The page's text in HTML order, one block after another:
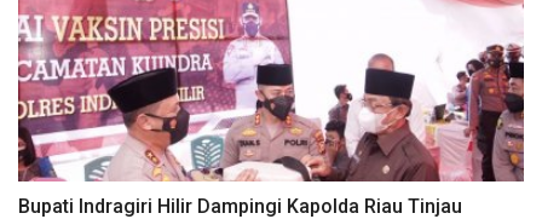
Bupati Indragiri Hilir Dampingi Kapolda Riau Tinjau